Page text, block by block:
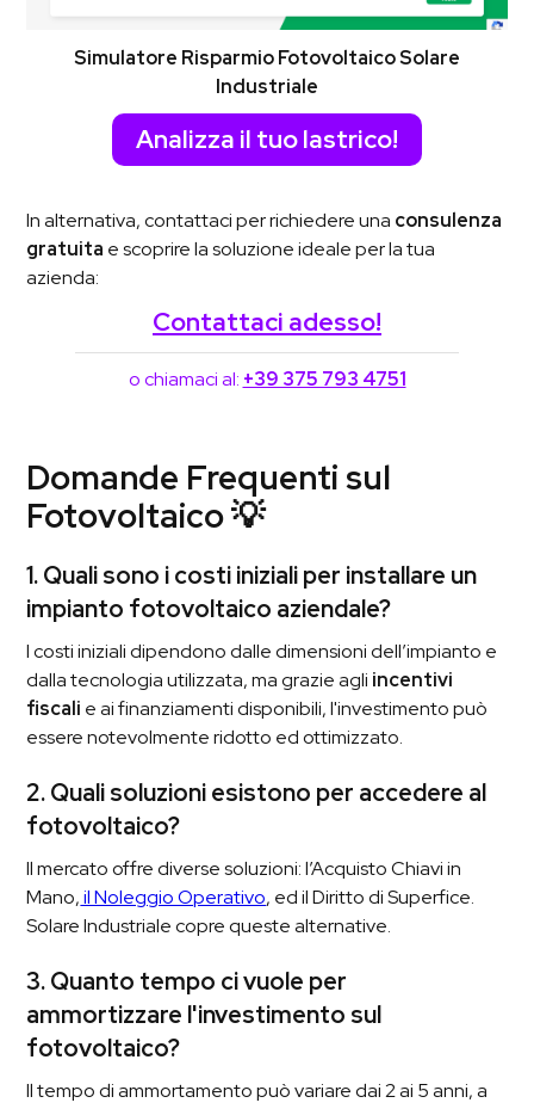
Simulatore Risparmio Fotovoltaico Solare
Industriale
Analizza il tuo lastrico!
In alternativa, contattaci per richiedere una consulenza
gratuita e scoprire la soluzione ideale per la tua
azienda:
Contattaci adesso!
o chiamaci al: +39 375 793 4751
Domande Frequenti sul
Fotovoltaico 💡
1. Quali sono i costi iniziali per installare un
impianto fotovoltaico aziendale?
I costi iniziali dipendono dalle dimensioni dell’impianto e
dalla tecnologia utilizzata, ma grazie agli incentivi
fiscali e ai finanziamenti disponibili, l'investimento può
essere notevolmente ridotto ed ottimizzato.
2. Quali soluzioni esistono per accedere al
fotovoltaico?
Il mercato offre diverse soluzioni: l’Acquisto Chiavi in
Mano,il Noleggio Operativo, ed il Diritto di Superfice.
Solare Industriale copre queste alternative.
3. Quanto tempo ci vuole per
ammortizzare l'investimento sul
fotovoltaico?
Il tempo di ammortamento può variare dai 2 ai 5 anni, a